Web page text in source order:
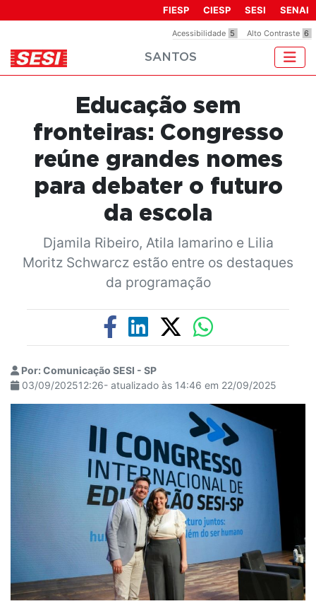
inclui
um
acessibilidade.
Acessibilidade 5 Alto Contraste 6
FIESP CIESP SESI SENAI
SANTOS
Educação sem
fronteiras: Congresso
reúne grandes nomes
para debater o futuro
da escola
Djamila Ribeiro, Atila Iamarino e Lilia
Moritz Schwarcz estão entre os destaques
da programação
Por: Comunicação SESI - SP
03/09/202512:26- atualizado às 14:46 em 22/09/2025